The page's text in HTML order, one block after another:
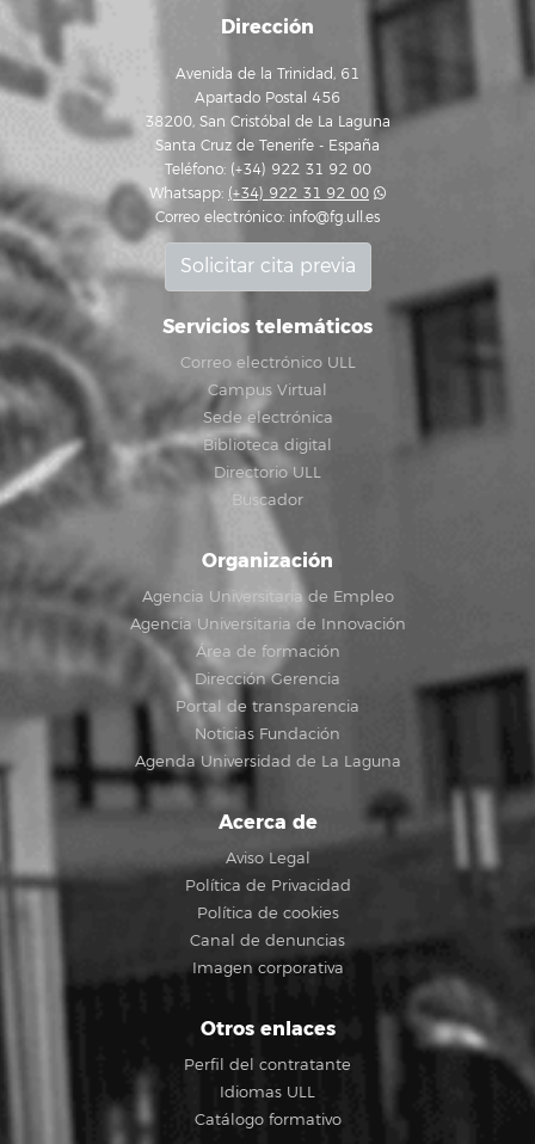
Dirección
Avenida de la Trinidad, 61
Apartado Postal 456
38200, San Cristóbal de La Laguna
Santa Cruz de Tenerife - España
Teléfono: (+34) 922 31 92 00
Whatsapp: (+34) 922 31 92 00
Correo electrónico: info@fg.ull.es
Solicitar cita previa
Servicios telemáticos
Correo electrónico ULL
Campus Virtual
Sede electrónica
Biblioteca digital
Directorio ULL
Buscador
Organización
Agencia Universitaria de Empleo
Agencia Universitaria de Innovación
Área de formación
Dirección Gerencia
Portal de transparencia
Noticias Fundación
Agenda Universidad de La Laguna
Acerca de
Aviso Legal
Política de Privacidad
Política de cookies
Canal de denuncias
Imagen corporativa
Otros enlaces
Perfil del contratante
Idiomas ULL
Catálogo formativo